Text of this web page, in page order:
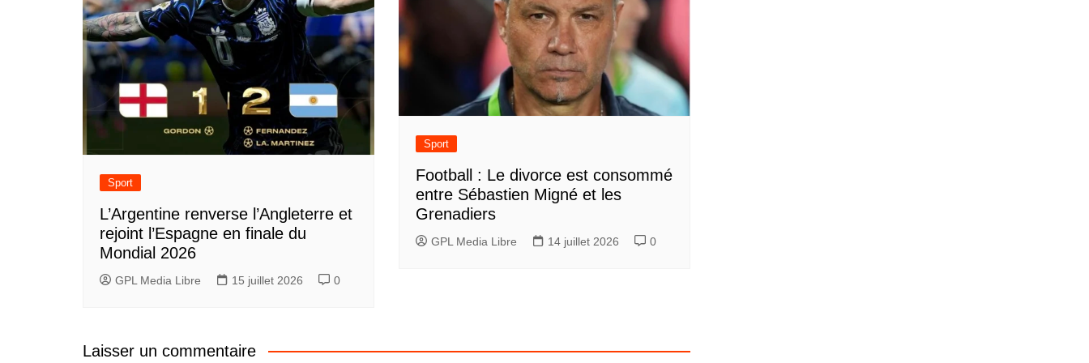
Sport
L’Argentine renverse l’Angleterre et
rejoint l’Espagne en finale du
Mondial 2026
GPL Media Libre 15 juillet 2026 0
Sport
Football : Le divorce est consommé
entre Sébastien Migné et les
Grenadiers
GPL Media Libre 14 juillet 2026 0
Laisser un commentaire